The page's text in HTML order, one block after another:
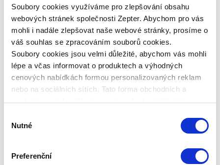
Soubory cookies využíváme pro zlepšování obsahu
webových stránek společnosti Zepter. Abychom pro vás
mohli i nadále zlepšovat naše webové stránky, prosíme o
váš souhlas se zpracováním souborů cookies.
Soubory cookies jsou velmi důležité, abychom vás mohli
lépe a včas informovat o produktech a výhodných
cenových nabídkách formou personalizovaných reklam
nebo na sociálních sítích. Tato forma obchodních a
marketingových sdělení pro vás nebude obtěžující.
souhlasu
Nutné
Preferenční
KÓD PRODUKTU
Z-420-20
NÁZEV PRODUKTU
ZEPTER SYNCRO-CLIK, tlaková poklice, průměr 20 cm
všech výrobků, vyrobených z vysoce kvalitního kovu
Zepter, v případě vadného materiálu nebo výrobní
kov 316L a 304. Na digitální a analogový Zepter